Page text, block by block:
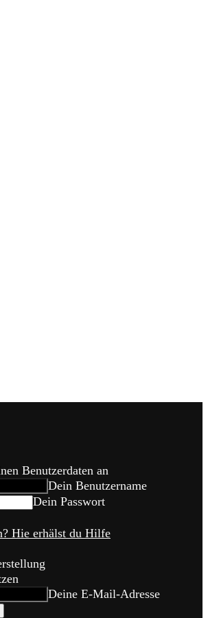
Benutzerdaten an
Dein Benutzername
Dein Passwort
Hie erhälst du Hilfe
Deine E-Mail-Adresse